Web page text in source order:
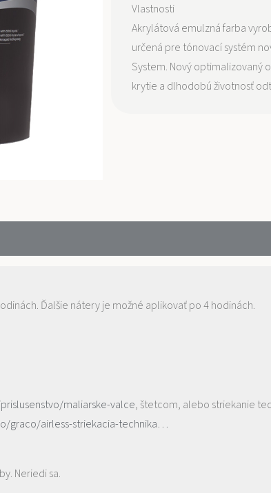
Vlastnosti
Akrylátová emulzná farba
určená pre tónovací systém
System. Nový optimalizovaný
krytie a dlhodobú životnosť
Ďalšie nátery je možné aplikovať po 4 hodinách.
maliarske-valce, štetcom, alebo striekanie
graco/airless-striekacia-technika…
Neriedi sa.